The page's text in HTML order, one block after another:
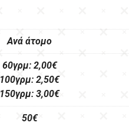
Ανά άτομο
60γρμ: 2,00€
100γρμ: 2,50€
150γρμ: 3,00€
50€